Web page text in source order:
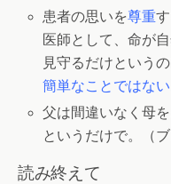
患者の思いを尊重
医師として、命が
見守るだけという
簡単なことではない
父は間違いなく母
というだけで。（
読み終えて